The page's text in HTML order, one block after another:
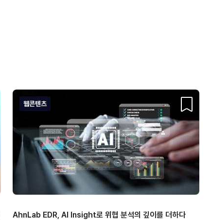
웹콘텐츠
AhnLab EDR, AI Insight로 위협 분석의 깊이를 더하다